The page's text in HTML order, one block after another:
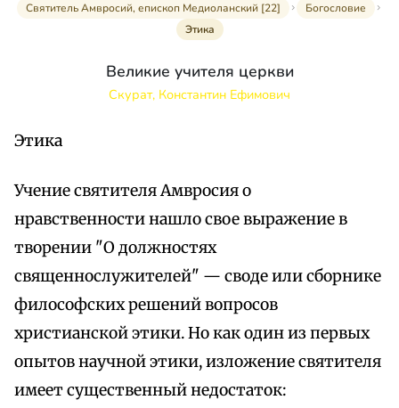
Святитель Амвросий, епископ Медиоланский [22]
Богословие
Этика
Великие учителя церкви
Скурат, Константин Ефимович
Этика
Учение святителя Амвросия о
нравственности нашло свое выражение в
творении "О должностях
священнослужителей" — своде или сборнике
философских решений вопросов
христианской этики. Но как один из первых
опытов научной этики, изложение святителя
имеет существенный недостаток: